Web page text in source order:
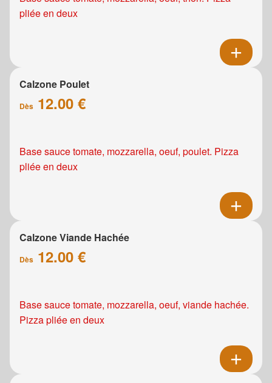
pliée en deux
Calzone Poulet
Dès 12.00 €
Base sauce tomate, mozzarella, oeuf, poulet. Pizza
pliée en deux
Calzone Viande Hachée
Dès 12.00 €
Base sauce tomate, mozzarella, oeuf, viande hachée.
Pizza pliée en deux